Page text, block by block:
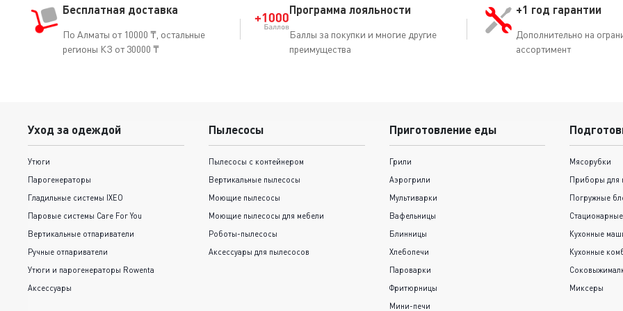
Бесплатная доставка
По Алматы от 10000 ₸, остальные
регионы КЗ от 30000 ₸
Программа лояльности
Баллы за покупки и многие другие
преимущества
+1 год гарантии
Дополнительно на
ассортимент
Уход за одеждой
Утюги
Парогенераторы
Гладильные системы IXEO
Паровые системы Care For You
Вертикальные отпариватели
Ручные отпариватели
Утюги и парогенераторы Rowenta
Аксессуары
Пылесосы
Пылесосы с контейнером
Вертикальные пылесосы
Моющие пылесосы
Моющие пылесосы для мебели
Роботы-пылесосы
Аксессуары для пылесосов
Приготовление еды
Грили
Аэрогрили
Мультиварки
Вафельницы
Блинницы
Хлебопечи
Пароварки
Фритюрницы
Мини-печи
Мясорубки
Приборы для
Погружные
Кухонные
Кухонные
Миксеры